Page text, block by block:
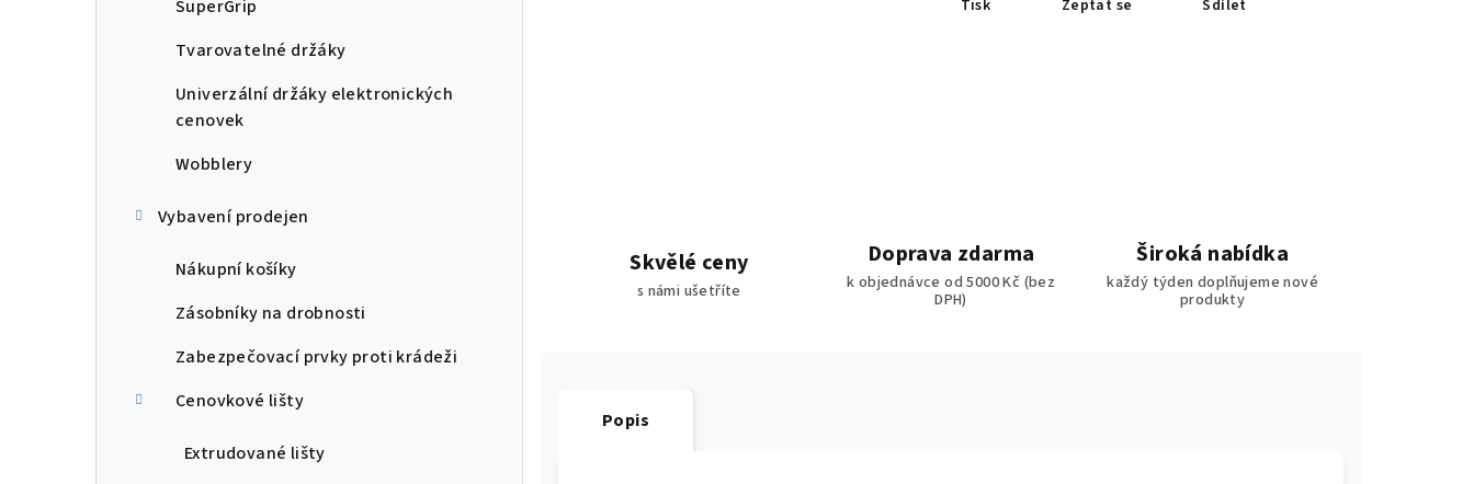
SuperGrip
Tvarovatelné držáky
Univerzální držáky elektronických
cenovek
Wobblery
Vybavení prodejen
Nákupní košíky
Zásobníky na drobnosti
Zabezpečovací prvky proti krádeži
Cenovkové lišty
Extrudované lišty
Tisk Zeptat se Sdílet
Skvělé ceny
s námi ušetříte
Doprava zdarma
k objednávce od 5000 Kč (bez
DPH)
Široká nabídka
každý týden doplňujeme nové
produkty
Popis